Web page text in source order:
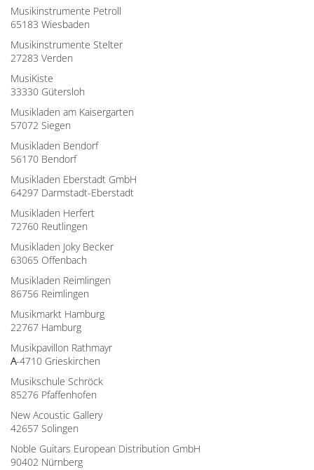
Musikinstrumente Petroll
65183 Wiesbaden
Musikinstrumente Stelter
27283 Verden
MusiKiste
33330 Gütersloh
Musikladen am Kaisergarten
57072 Siegen
Musikladen Bendorf
56170 Bendorf
Musikladen Eberstadt GmbH
64297 Darmstadt-Eberstadt
Musikladen Herfert
72760 Reutlingen
Musikladen Joky Becker
63065 Offenbach
Musikladen Reimlingen
86756 Reimlingen
Musikmarkt Hamburg
22767 Hamburg
Musikpavillon Rathmayr
A-4710 Grieskirchen
Musikschule Schröck
85276 Pfaffenhofen
New Acoustic Gallery
42657 Solingen
Noble Guitars European Distribution GmbH
90402 Nürnberg